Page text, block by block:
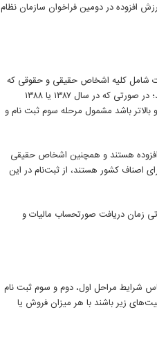
افزوده در دومین فراخوان سازمان نظام
ابتدای فروردین ۱۳۸۹ آغاز شد، ثبت نام مالیات شامل کلیه اشخاص حقیقی و حقوقی که
بر اساس شرایط مراحل اول و دوم ثبت نام، مشمول اجرای نظام مالیات بر ارزش افزوده نشده بودند؛ در صورتی که در سال ۱۳۸۷ یا ۱۳۸۸
بالاتر باشد مشمول مرحله سوم ثبت نام و
موضوع ماده ۱۲ قانون مالیات بر ارزش افزوده هستند و همچنین اشخاص حقیقی
تابع شورای اصناف کشور هستند، از ثبت‌نام در این
زمان دریافت صورتحساب مالیات و
شرایط مراحل اول، دوم و سوم ثبت نام
زیر باشند با هر میزان فروش یا